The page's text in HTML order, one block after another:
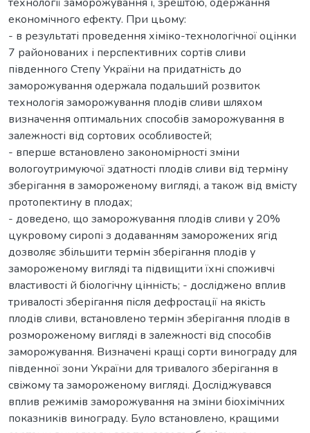
економічного ефекту. При цьому:
- в результаті проведення хіміко-технологічної оцінки
7 районованих і перспективних сортів сливи
південного Степу України на придатність до
заморожування одержала подальший розвиток
технологія заморожування плодів сливи шляхом
визначення оптимальних способів заморожування в
залежності від сортових особливостей;
- вперше встановлено закономірності зміни
вологоутримуючої здатності плодів сливи від терміну
зберігання в замороженому вигляді, а також від вмісту
протопектину в плодах;
- доведено, що заморожування плодів сливи у 20%
цукровому сиропі з додаванням заморожених ягід
дозволяє збільшити термін зберігання плодів у
замороженому вигляді та підвищити їхні споживчі
властивості й біологічну цінність; - досліджено вплив
тривалості зберігання після дефростації на якість
плодів сливи, встановлено термін зберігання плодів в
розмороженому вигляді в залежності від способів
заморожування. Визначені кращі сорти винограду для
південної зони України для тривалого зберігання в
свіжому та замороженому вигляді. Досліджувався
вплив режимів заморожування на зміни біохімічних
показників винограду. Було встановлено, кращими